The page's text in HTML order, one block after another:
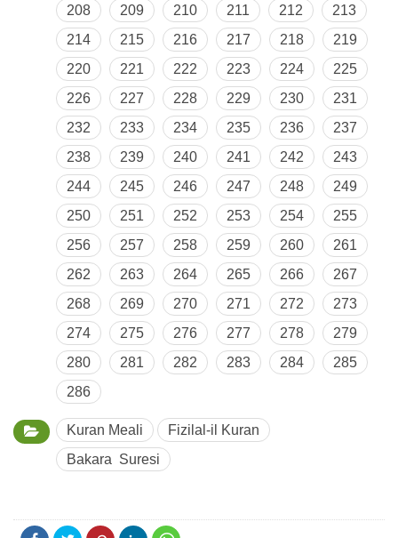
208 209 210 211 212
213
214
215 216 217 218
219
220
221 222 223 224
225
226
227 228 229 230
231
232
233 234 235 236
237
238
239 240 241 242
243
244
245 246 247 248
249
250
251 252 253 254
255
256
257 258 259 260
261
262
263 264 265 266
267
268
269 270 271 272
273
274
275 276 277 278
279
280
281 282 283 284
285
286
Kuran Meali
Fizilal-il Kuran
Bakara Suresi